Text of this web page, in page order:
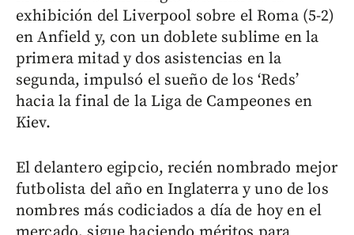
exhibición del Liverpool sobre el Roma (5-2)
en Anfield y, con un doblete sublime en la
primera mitad y dos asistencias en la
segunda, impulsó el sueño de los ‘Reds’
hacia la final de la Liga de Campeones en
Kiev.
El delantero egipcio, recién nombrado mejor
futbolista del año en Inglaterra y uno de los
nombres más codiciados a día de hoy en el